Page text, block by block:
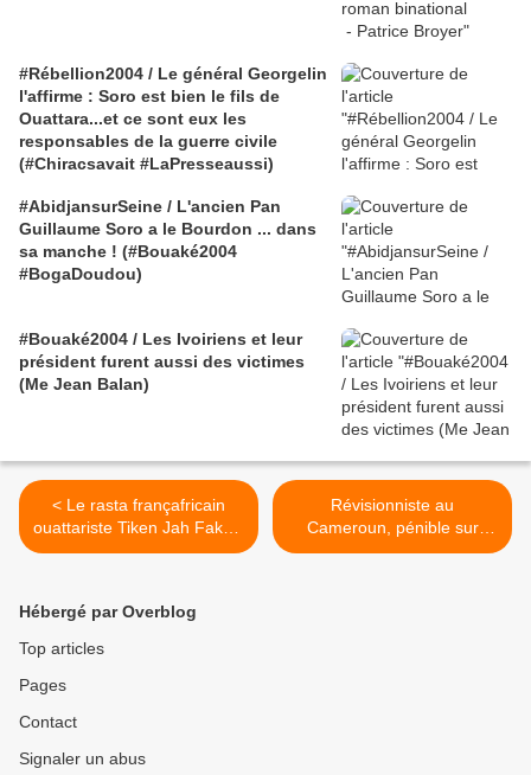
#Rébellion2004 / Le général Georgelin
l'affirme : Soro est bien le fils de
Ouattara...et ce sont eux les
responsables de la guerre civile
(#Chiracsavait #LaPresseaussi)
#AbidjansurSeine / L'ancien Pan
Guillaume Soro a le Bourdon ... dans
sa manche ! (#Bouaké2004
#BogaDoudou)
#Bouaké2004 / Les Ivoiriens et leur
président furent aussi des victimes
(Me Jean Balan)
< Le rasta françafricain
ouattariste Tiken Jah Fakoly
est-il toujours réfugié
Révisionniste au
Cameroun, pénible sur
octobre 61 : FILLON
Hébergé par Overblog
Top articles
Pages
Contact
Signaler un abus